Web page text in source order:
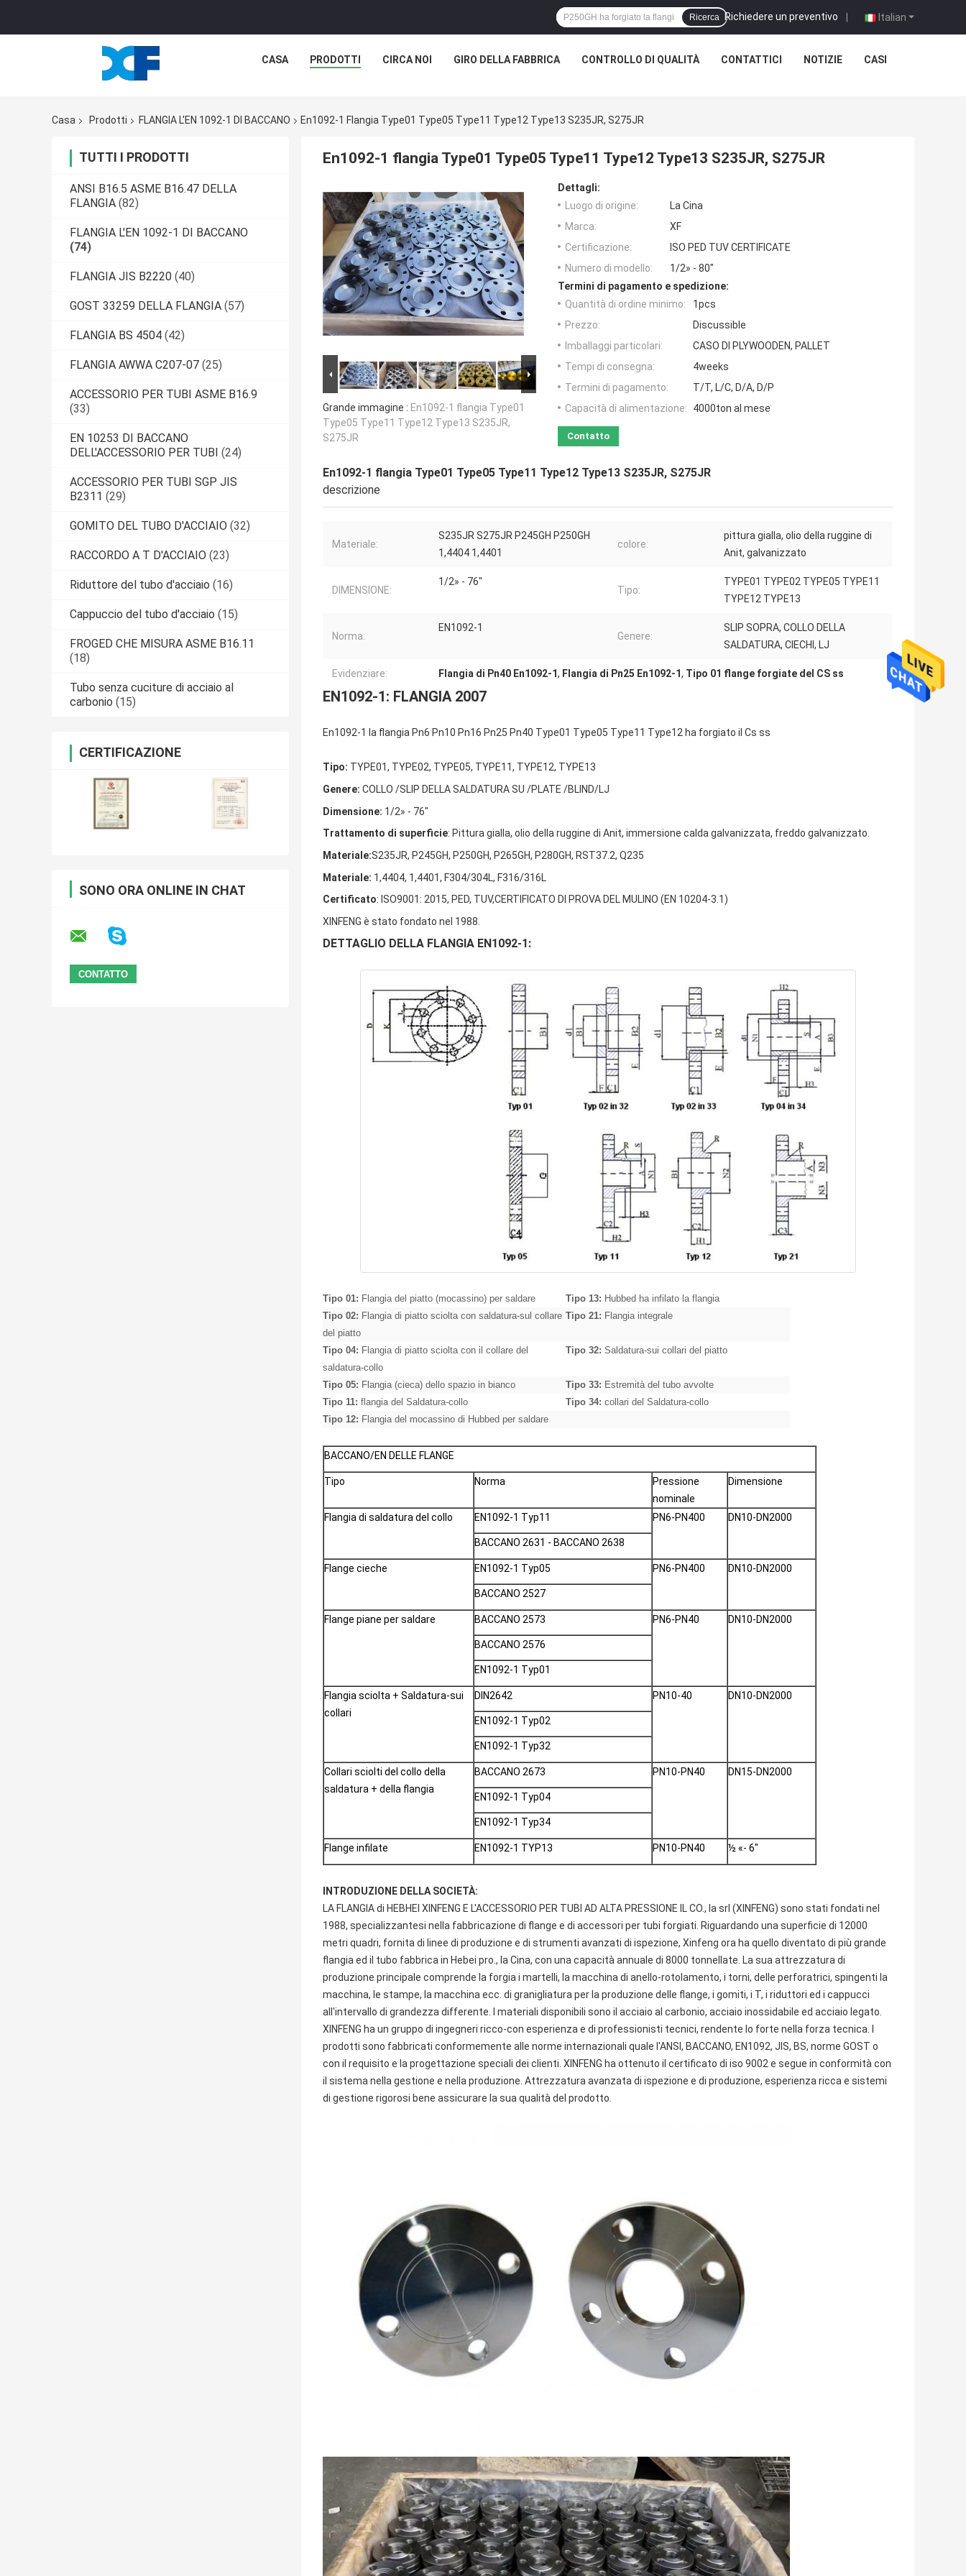
Italian
Richiedere un preventivo |
Ricerca
CASA PRODOTTI CIRCA NOI GIRO DELLA FABBRICA CONTROLLO DI QUALITÀ CONTATTICI NOTIZIE CASI
Casa Prodotti FLANGIA L'EN 1092-1 DI BACCANO En1092-1 Flangia Type01 Type05 Type11 Type12 Type13 S235JR, S275JR
TUTTI I PRODOTTI
ANSI B16.5 ASME B16.47 DELLA
FLANGIA (82)
FLANGIA L'EN 1092-1 DI BACCANO
(74)
FLANGIA JIS B2220 (40)
GOST 33259 DELLA FLANGIA (57)
FLANGIA BS 4504 (42)
FLANGIA AWWA C207-07 (25)
ACCESSORIO PER TUBI ASME B16.9
(33)
EN 10253 DI BACCANO
DELL'ACCESSORIO PER TUBI (24)
ACCESSORIO PER TUBI SGP JIS
B2311 (29)
GOMITO DEL TUBO D'ACCIAIO (32)
RACCORDO A T D'ACCIAIO (23)
Riduttore del tubo d'acciaio (16)
Cappuccio del tubo d'acciaio (15)
FROGED CHE MISURA ASME B16.11
(18)
Tubo senza cuciture di acciaio al
carbonio (15)
CERTIFICAZIONE
SONO ORA ONLINE IN CHAT
En1092-1 flangia Type01 Type05 Type11 Type12 Type13 S235JR, S275JR
Grande immagine : En1092-1 flangia Type01
Type05 Type11 Type12 Type13 S235JR,
S275JR
Dettagli:
Luogo di origine:
La Cina
Marca:
XF
Certificazione:
ISO PED TUV CERTIFICATE
Numero di modello:
1/2» - 80"
Termini di pagamento e spedizione:
Quantità di ordine minimo:
1pcs
Prezzo:
Discussible
Imballaggi particolari:
CASO DI PLYWOODEN, PALLET
Tempi di consegna:
4weeks
Termini di pagamento:
T/T, L/C, D/A, D/P
Capacità di alimentazione:
4000ton al mese
Contatto
En1092-1 flangia Type01 Type05 Type11 Type12 Type13 S235JR, S275JR
descrizione
Materiale:
S235JR S275JR P245GH P250GH
1,4404 1,4401
colore:
pittura gialla, olio della ruggine di
Anit, galvanizzato
DIMENSIONE:
1/2» - 76"
Tipo:
TYPE01 TYPE02 TYPE05 TYPE11
TYPE12 TYPE13
Norma:
EN1092-1
Genere:
SLIP SOPRA, COLLO DELLA
SALDATURA, CIECHI, LJ
Evidenziare: Flangia di Pn40 En1092-1, Flangia di Pn25 En1092-1, Tipo 01 flange forgiate del CS ss
EN1092-1: FLANGIA 2007
En1092-1 la flangia Pn6 Pn10 Pn16 Pn25 Pn40 Type01 Type05 Type11 Type12 ha forgiato il Cs ss
Tipo: TYPE01, TYPE02, TYPE05, TYPE11, TYPE12, TYPE13
Genere: COLLO /SLIP DELLA SALDATURA SU /PLATE /BLIND/LJ
Dimensione: 1/2» - 76"
Trattamento di superficie: Pittura gialla, olio della ruggine di Anit, immersione calda galvanizzata, freddo galvanizzato.
Materiale:S235JR, P245GH, P250GH, P265GH, P280GH, RST37.2, Q235
Materiale: 1,4404, 1,4401, F304/304L, F316/316L
Certificato: ISO9001: 2015, PED, TUV,CERTIFICATO DI PROVA DEL MULINO (EN 10204-3.1)
XINFENG è stato fondato nel 1988.
DETTAGLIO DELLA FLANGIA EN1092-1:
Tipo 01: Flangia del piatto (mocassino) per saldare Tipo 13: Hubbed ha infilato la flangia
Tipo 02: Flangia di piatto sciolta con saldatura-sul collare
del piatto
Tipo 21: Flangia integrale
Tipo 04: Flangia di piatto sciolta con il collare del
saldatura-collo
Tipo 32: Saldatura-sui collari del piatto
Tipo 05: Flangia (cieca) dello spazio in bianco Tipo 33: Estremità del tubo avvolte
Tipo 11: flangia del Saldatura-collo Tipo 34: collari del Saldatura-collo
Tipo 12: Flangia del mocassino di Hubbed per saldare
BACCANO/EN DELLE FLANGE
Tipo Norma
Pressione
nominale
Dimensione
Flangia di saldatura del collo EN1092-1 Typ11 PN6-PN400 DN10-DN2000
BACCANO 2631 - BACCANO 2638
Flange cieche EN1092-1 Typ05 PN6-PN400 DN10-DN2000
BACCANO 2527
Flange piane per saldare BACCANO 2573 PN6-PN40 DN10-DN2000
BACCANO 2576
EN1092-1 Typ01
Flangia sciolta + Saldatura-sui
collari
DIN2642 PN10-40 DN10-DN2000
EN1092-1 Typ02
EN1092-1 Typ32
Collari sciolti del collo della
saldatura + della flangia
BACCANO 2673 PN10-PN40 DN15-DN2000
EN1092-1 Typ04
EN1092-1 Typ34
Flange infilate EN1092-1 TYP13 PN10-PN40 ½ «- 6"
INTRODUZIONE DELLA SOCIETÀ:
LA FLANGIA di HEBHEI XINFENG E L'ACCESSORIO PER TUBI AD ALTA PRESSIONE IL CO., la srl (XINFENG) sono stati fondati nel
1988, specializzantesi nella fabbricazione di flange e di accessori per tubi forgiati. Riguardando una superficie di 12000
metri quadri, fornita di linee di produzione e di strumenti avanzati di ispezione, Xinfeng ora ha quello diventato di più grande
flangia ed il tubo fabbrica in Hebei pro., la Cina, con una capacità annuale di 8000 tonnellate. La sua attrezzatura di
produzione principale comprende la forgia i martelli, la macchina di anello-rotolamento, i torni, delle perforatrici, spingenti la
macchina, le stampe, la macchina ecc. di granigliatura per la produzione delle flange, i gomiti, i T, i riduttori ed i cappucci
all'intervallo di grandezza differente. I materiali disponibili sono il acciaio al carbonio, acciaio inossidabile ed acciaio legato.
XINFENG ha un gruppo di ingegneri ricco-con esperienza e di professionisti tecnici, rendente lo forte nella forza tecnica. I
prodotti sono fabbricati conformemente alle norme internazionali quale l'ANSI, BACCANO, EN1092, JIS, BS, norme GOST o
con il requisito e la progettazione speciali dei clienti. XINFENG ha ottenuto il certificato di iso 9002 e segue in conformità con
il sistema nella gestione e nella produzione. Attrezzatura avanzata di ispezione e di produzione, esperienza ricca e sistemi
di gestione rigorosi bene assicurare la sua qualità del prodotto.